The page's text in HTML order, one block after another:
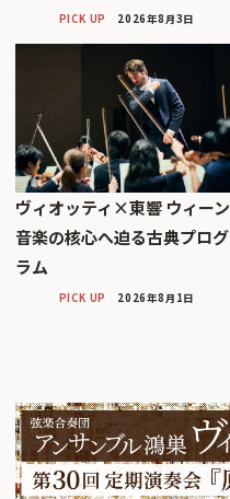
PICK UP 2026年8月3日
ヴィオッティ×東響 ウィーン
音楽の核心へ迫る古典プログ
ラム
PICK UP 2026年8月1日